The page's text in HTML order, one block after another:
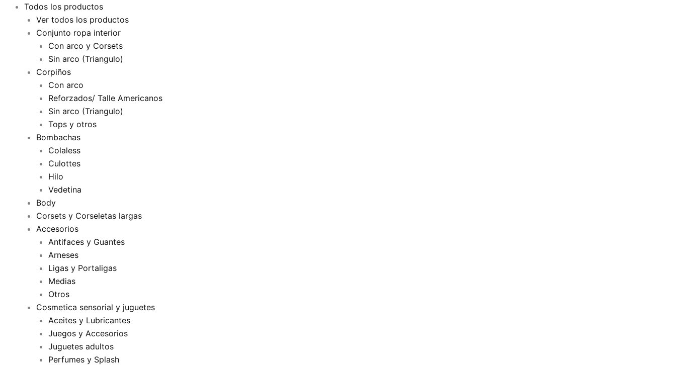
Todos los productos
Ver todos los productos
Conjunto ropa interior
Con arco y Corsets
Sin arco (Triangulo)
Corpiños
Con arco
Reforzados/ Talle Americanos
Sin arco (Triangulo)
Tops y otros
Bombachas
Colaless
Culottes
Hilo
Vedetina
Body
Corsets y Corseletas largas
Accesorios
Antifaces y Guantes
Arneses
Ligas y Portaligas
Medias
Otros
Cosmetica sensorial y juguetes
Aceites y Lubricantes
Juegos y Accesorios
Juguetes adultos
Perfumes y Splash